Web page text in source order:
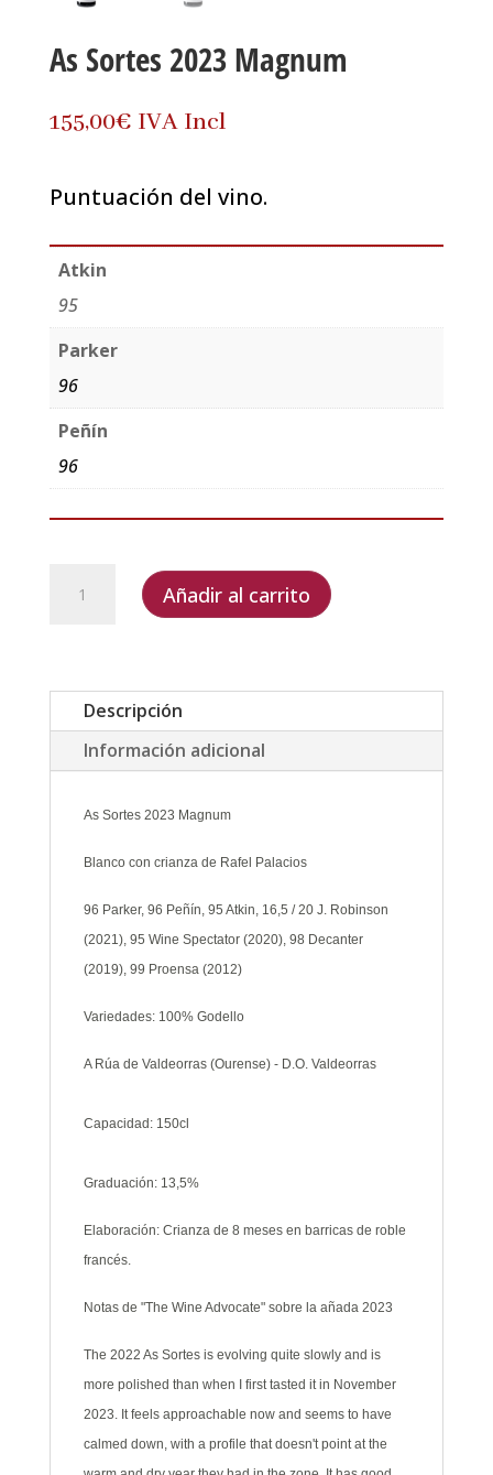
As Sortes 2023 Magnum
155,00€ IVA Incl
Puntuación del vino.
Atkin
95
Parker
96
Peñín
96
Sortes
cantidad
Añadir al carrito
Descripción
Información adicional
As Sortes 2023 Magnum
Blanco con crianza de Rafel Palacios
96 Parker, 96 Peñín, 95 Atkin, 16,5 / 20 J. Robinson
(2021), 95 Wine Spectator (2020), 98 Decanter
(2019), 99 Proensa (2012)
Variedades: 100% Godello
A Rúa de Valdeorras (Ourense) - D.O. Valdeorras
Capacidad: 150cl
Graduación: 13,5%
Elaboración: Crianza de 8 meses en barricas de roble
francés.
Notas de "The Wine Advocate" sobre la añada 2023
The 2022 As Sortes is evolving quite slowly and is
more polished than when I first tasted it in November
2023. It feels approachable now and seems to have
calmed down, with a profile that doesn't point at the